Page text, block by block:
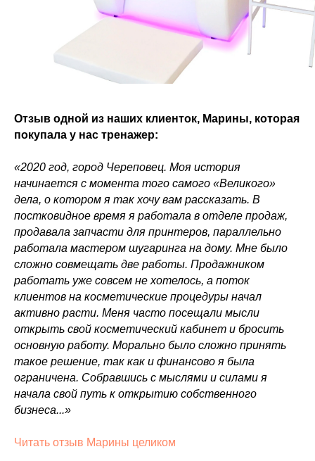
Отзыв одной из наших клиенток, Марины, которая
покупала у нас тренажер:
«2020 год, город Череповец. Моя история
начинается с момента того самого «Великого»
дела, о котором я так хочу вам рассказать. В
постковидное время я работала в отделе продаж,
продавала запчасти для принтеров, параллельно
работала мастером шугаринга на дому. Мне было
сложно совмещать две работы. Продажником
работать уже совсем не хотелось, а поток
клиентов на косметические процедуры начал
активно расти. Меня часто посещали мысли
открыть свой косметический кабинет и бросить
основную работу. Морально было сложно принять
такое решение, так как и финансово я была
ограничена. Собравшись с мыслями и силами я
начала свой путь к открытию собственного
бизнеса...»
Читать отзыв Марины целиком